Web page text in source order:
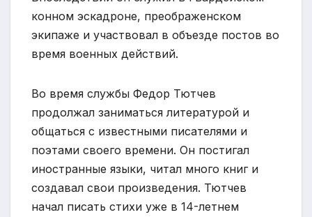
конном эскадроне, преображенском
экипаже и участвовал в объезде постов во
время военных действий.
Во время службы Федор Тютчев
продолжал заниматься литературой и
общаться с известными писателями и
поэтами своего времени. Он постигал
иностранные языки, читал много книг и
создавал свои произведения. Тютчев
начал писать стихи уже в 14-летнем